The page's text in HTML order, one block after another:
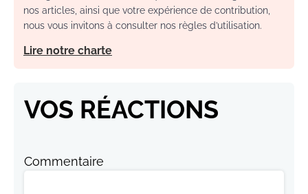
nos articles, ainsi que votre expérience de contribution,
nous vous invitons à consulter nos règles d’utilisation.
Lire notre charte
VOS RÉACTIONS
Commentaire